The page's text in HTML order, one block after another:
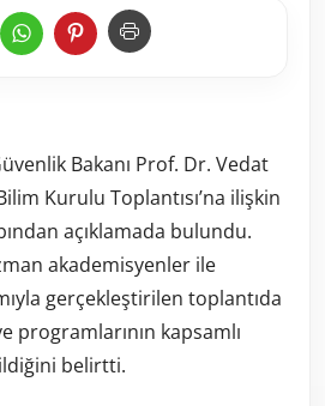
Bakanı Prof. Dr. Vedat
Kurulu Toplantısı’na ilişkin
açıklamada bulundu.
akademisyenler ile
gerçekleştirilen toplantıda
programlarının kapsamlı
belirtti.